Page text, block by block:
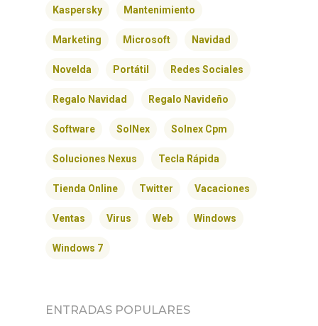
Kaspersky Mantenimiento
Marketing Microsoft Navidad
Novelda Portátil Redes Sociales
Regalo Navidad Regalo Navideño
Software SolNex Solnex Cpm
Soluciones Nexus Tecla Rápida
Tienda Online Twitter Vacaciones
Ventas Virus Web Windows
Windows 7
ENTRADAS POPULARES